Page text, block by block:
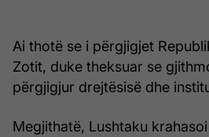
Ai thotë se i përgjigjet
Zotit, duke theksuar se
përgjigjur drejtësisë dhe
Megjithatë, Lushtaku